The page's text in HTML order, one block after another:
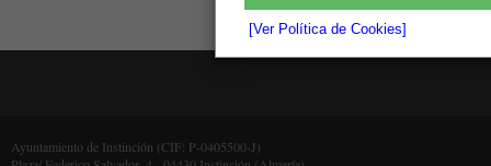
[Ver Política de Cookies]
Ayuntamiento de Instinción (CIF: P-0405500-J)